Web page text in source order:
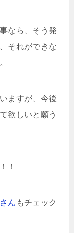
なら、そう発
それができな
ますが、今後
欲しいと願う
！
ん もチェック